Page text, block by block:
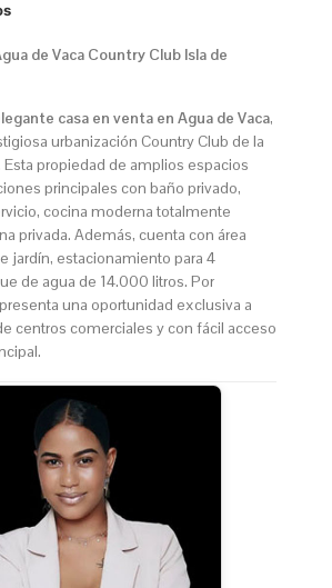
de Vaca Country Club Isla de
casa en venta en Agua de Vaca,
urbanización Country Club de la
Esta propiedad de amplios espacios
principales con baño privado,
cocina moderna totalmente
privada. Además, cuenta con área
jardín, estacionamiento para 4
de agua de 14.000 litros. Por
una oportunidad exclusiva a
centros comerciales y con fácil acceso